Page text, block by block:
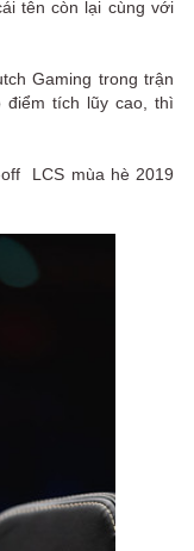
tên còn lại cùng với
Gaming trong trận
tích lũy cao, thì
off LCS mùa hè 2019